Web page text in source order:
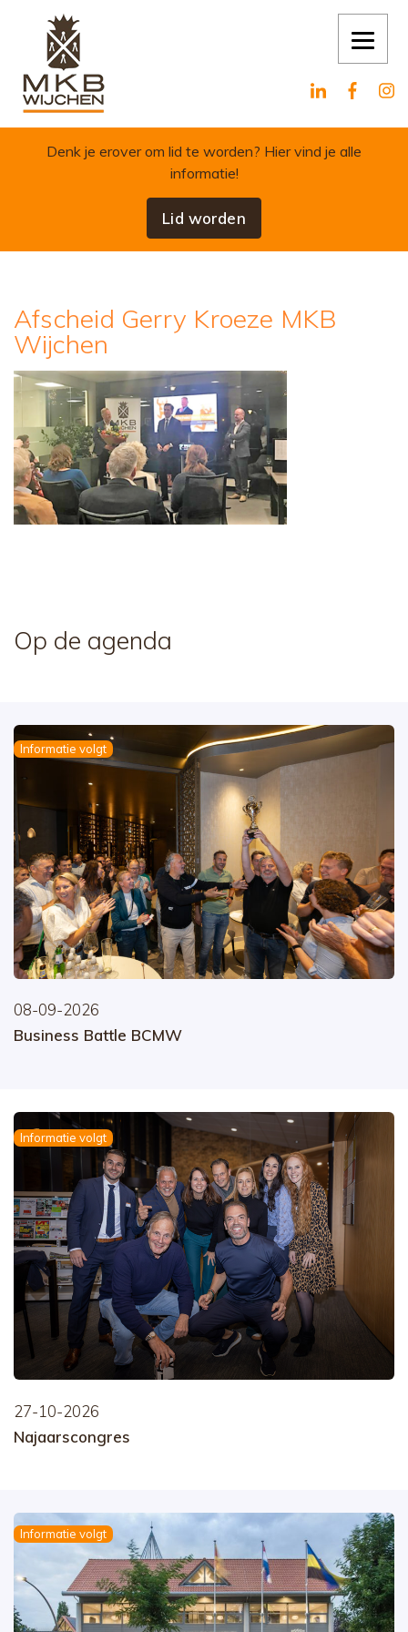
Skip to content
Denk je erover om lid te worden? Hier vind je alle
informatie!
Lid worden
Afscheid Gerry Kroeze MKB
Wijchen
Op de agenda
Informatie volgt
08-09-2026
Business Battle BCMW
Informatie volgt
27-10-2026
Najaarscongres
Informatie volgt